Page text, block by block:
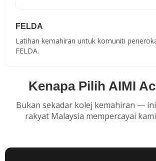
FELDA
Latihan kemahiran untuk komuniti
FELDA.
Kenapa Pilih AIMI
Bukan sekadar kolej kemahiran —
rakyat Malaysia mempercayai